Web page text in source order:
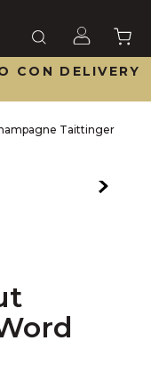
CON DELIVERY
Taittinger